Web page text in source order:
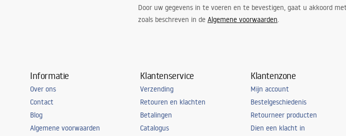
Door uw gegevens in te voeren en te bevestigen, gaat u akkoord
zoals beschreven in de Algemene voorwaarden.
Informatie
Over ons
Contact
Blog
Algemene voorwaarden
Klantenservice
Verzending
Retouren en klachten
Betalingen
Catalogus
Klantenzone
Mijn account
Bestelgeschiedenis
Retourneer producten
Dien een klacht in